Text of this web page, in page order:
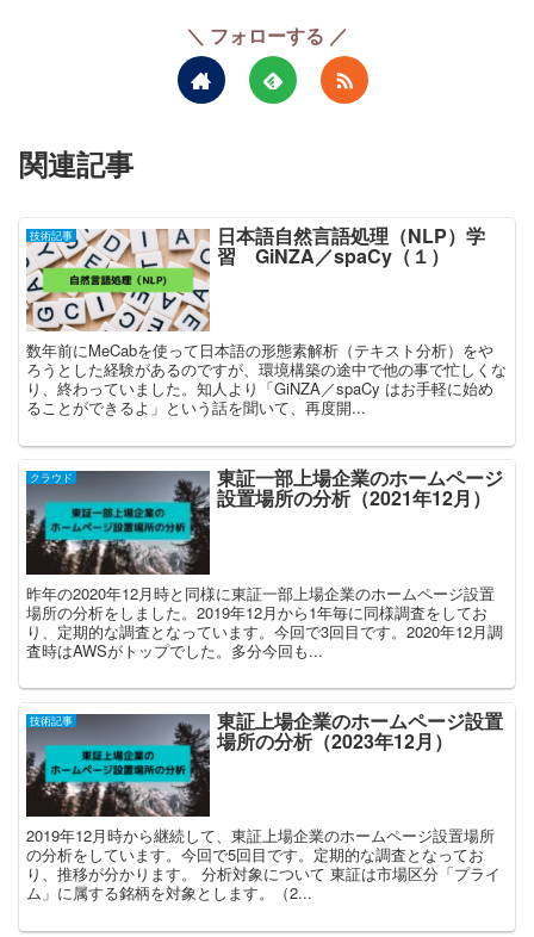
＼ フォローする ／
関連記事
技術記事 日本語自然言語処理（NLP）学
習 GiNZA／spaCy（１）
数年前にMeCabを使って日本語の形態素解析（テキスト分析）をや
ろうとした経験があるのですが、環境構築の途中で他の事で忙しくな
り、終わっていました。知人より「GiNZA／spaCy はお手軽に始め
ることができるよ」という話を聞いて、再度開...
クラウド 東証一部上場企業のホームページ
設置場所の分析（2021年12月）
昨年の2020年12月時と同様に東証一部上場企業のホームページ設置
場所の分析をしました。2019年12月から1年毎に同様調査をしてお
り、定期的な調査となっています。今回で3回目です。2020年12月調
査時はAWSがトップでした。多分今回も...
技術記事 東証上場企業のホームページ設置
場所の分析（2023年12月）
2019年12月時から継続して、東証上場企業のホームページ設置場所
の分析をしています。今回で5回目です。定期的な調査となってお
り、推移が分かります。 分析対象について 東証は市場区分「プライ
ム」に属する銘柄を対象とします。（2...